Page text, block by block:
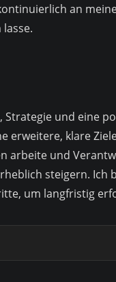
an
und eine
erweitere, klare
arbeite und
steigern. Ich
um langfristig